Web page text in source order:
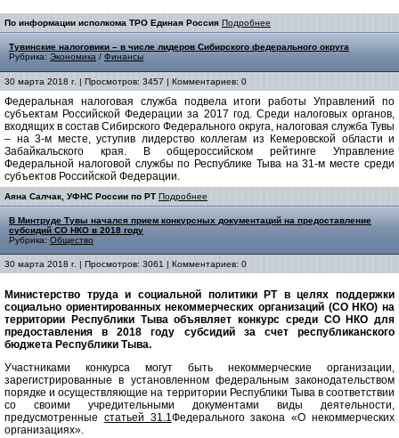
По информации исполкома ТРО Единая Россия Подробнее
Тувинские налоговики – в числе лидеров Сибирского федерального округа
Рубрика: Экономика / Финансы
30 марта 2018 г. | Просмотров: 3457 | Комментариев: 0
Федеральная налоговая служба подвела итоги работы Управлений по
субъектам Российской Федерации за 2017 год. Среди налоговых органов,
входящих в состав Сибирского Федерального округа, налоговая служба Тувы
– на 3-м месте, уступив лидерство коллегам из Кемеровской области и
Забайкальского края. В общероссийском рейтинге Управление
Федеральной налоговой службы по Республике Тыва на 31-м месте среди
субъектов Российской Федерации.
Аяна Салчак, УФНС России по РТ Подробнее
В Минтруде Тувы начался прием конкурсных документаций на предоставление
субсидий СО НКО в 2018 году
Рубрика: Общество
30 марта 2018 г. | Просмотров: 3061 | Комментариев: 0
Министерство труда и социальной политики РТ в целях поддержки
социально ориентированных некоммерческих организаций (СО НКО) на
территории Республики Тыва объявляет конкурс среди СО НКО для
предоставления в 2018 году субсидий за счет республиканского
бюджета Республики Тыва.
Участниками конкурса могут быть некоммерческие организации,
зарегистрированные в установленном федеральным законодательством
порядке и осуществляющие на территории Республики Тыва в соответствии
со своими учредительными документами виды деятельности,
предусмотренные статьей 31.1Федерального закона «О некоммерческих
организациях».